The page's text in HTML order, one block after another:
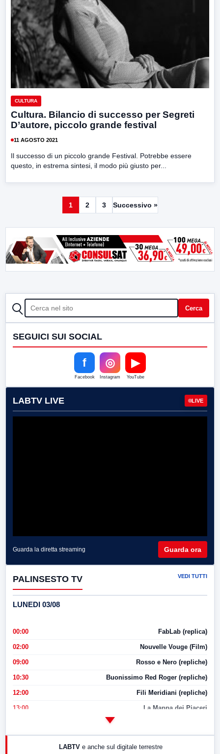
CULTURA
Cultura. Bilancio di successo per Segreti
D’autore, piccolo grande festival
11 AGOSTO 2021
Il successo di un piccolo grande Festival. Potrebbe essere
questo, in estrema sintesi, il modo più giusto per...
1 2 3 Successivo »
CERCA Cerca
SEGUICI SUI SOCIAL
f
Facebook
◎
Instagram
▶
YouTube
LABTV LIVE LIVE
Guarda la diretta streaming Guarda ora
PALINSESTO TV VEDI TUTTI
LUNEDI 03/08
00:00 FabLab (replica)
02:00 Nouvelle Vouge (Film)
09:00 Rosso e Nero (repliche)
10:30 Buonissimo Red Roger (repliche)
12:00 Fili Meridiani (repliche)
13:00 La Mappa dei Piaceri
LABTV e anche sul digitale terrestre